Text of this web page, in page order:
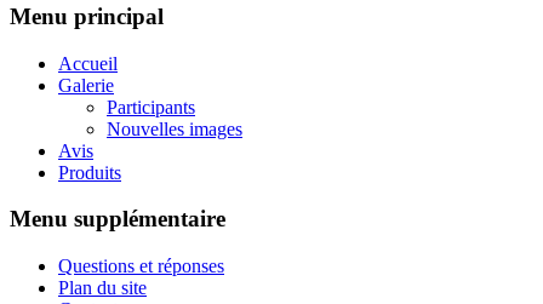
Menu principal
Accueil
Galerie
Participants
Nouvelles images
Avis
Produits
Menu supplémentaire
Questions et réponses
Plan du site